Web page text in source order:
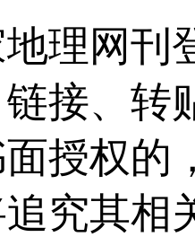
理网刊
接、转
授权的
究其相